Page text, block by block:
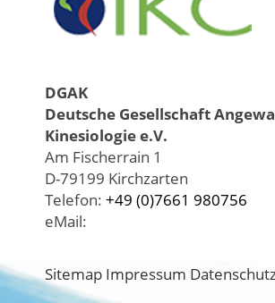
DGAK
Deutsche Gesellschaft
Kinesiologie e.V.
Am Fischerrain 1
D-79199 Kirchzarten
Telefon: +49 (0)7661 980756
eMail:
Sitemap Impressum